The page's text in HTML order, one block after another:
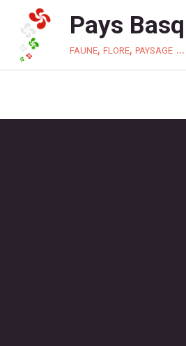
Pays
faune, flore, paysage ...